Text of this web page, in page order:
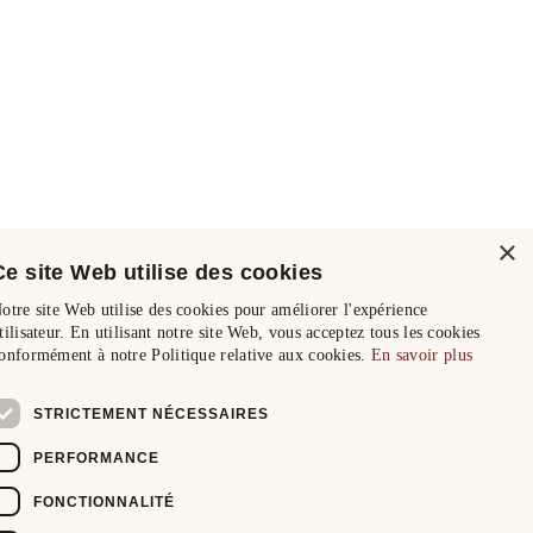
×
site Web utilise des cookies
site Web utilise des cookies pour améliorer l'expérience
En utilisant notre site Web, vous acceptez tous les cookies
à notre Politique relative aux cookies. En savoir plus
STRICTEMENT NÉCESSAIRES
PERFORMANCE
FONCTIONNALITÉ